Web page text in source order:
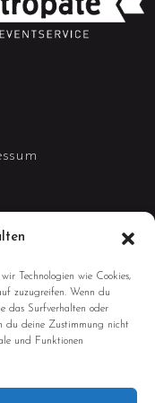
Technologien wie Cookies,
zuzugreifen. Wenn du
das Surfverhalten oder
du deine Zustimmung nicht
und Funktionen